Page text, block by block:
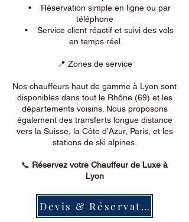
• Réservation simple en ligne ou par
téléphone
• Service client réactif et suivi des vols
en temps réel
📍 Zones de service
Nos chauffeurs haut de gamme à Lyon sont
disponibles dans tout le Rhône (69) et les
départements voisins. Nous proposons
également des transferts longue distance
vers la Suisse, la Côte d’Azur, Paris, et les
stations de ski alpines.
📞 Réservez votre Chauffeur de Luxe à
Lyon
Devis & Réservation